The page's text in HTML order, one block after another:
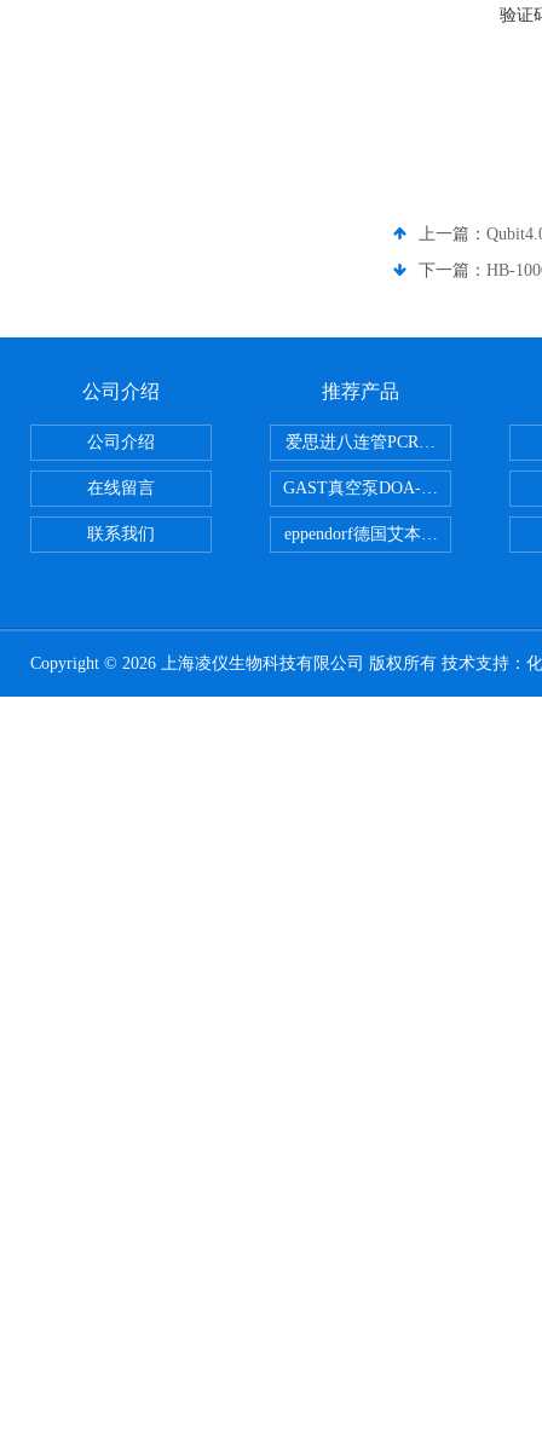
验证
上一篇：
下一篇： HB-
公司介绍
公司介绍
在线留言
联系我们
推荐产品
爱思进八连管PCR-0208-C
GAST真空泵DOA-P504-BN
eppendorf德国艾本德台式高速离
Copyright © 2026 上海凌仪生物科技有限公司 版权所有 技术支持：